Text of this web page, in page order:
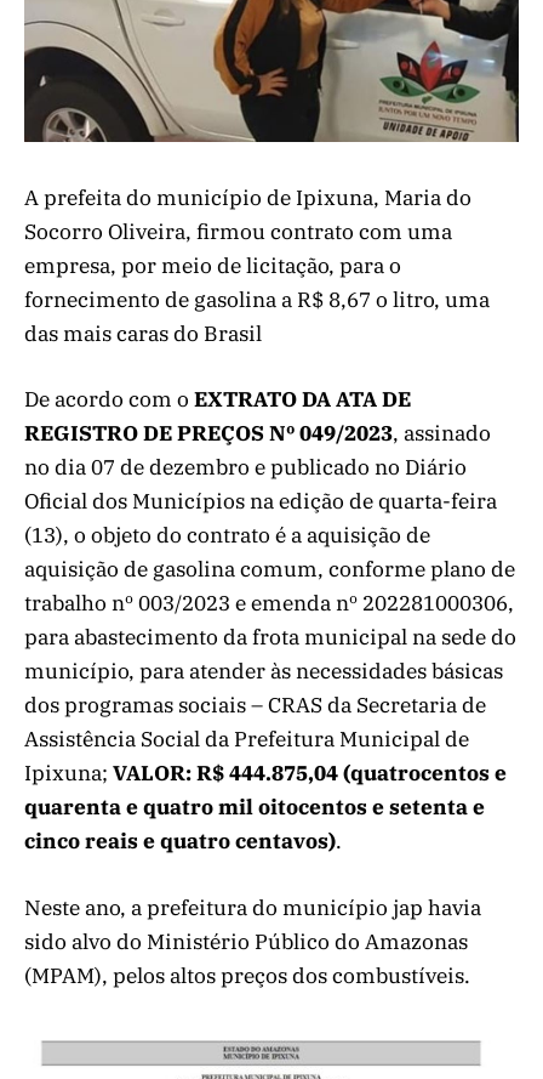
A prefeita do município de Ipixuna, Maria do
Socorro Oliveira, firmou contrato com uma
empresa, por meio de licitação, para o
fornecimento de gasolina a R$ 8,67 o litro, uma
das mais caras do Brasil
De acordo com o EXTRATO DA ATA DE
REGISTRO DE PREÇOS Nº 049/2023, assinado
no dia 07 de dezembro e publicado no Diário
Oficial dos Municípios na edição de quarta-feira
(13), o objeto do contrato é a aquisição de
aquisição de gasolina comum, conforme plano de
trabalho nº 003/2023 e emenda nº 202281000306,
para abastecimento da frota municipal na sede do
município, para atender às necessidades básicas
dos programas sociais – CRAS da Secretaria de
Assistência Social da Prefeitura Municipal de
Ipixuna; VALOR: R$ 444.875,04(quatrocentos e
quarenta e quatro mil oitocentos e setenta e
cinco reais e quatro centavos).
Neste ano, a prefeitura do município jap havia
sido alvo do Ministério Público do Amazonas
(MPAM), pelos altos preços dos combustíveis.